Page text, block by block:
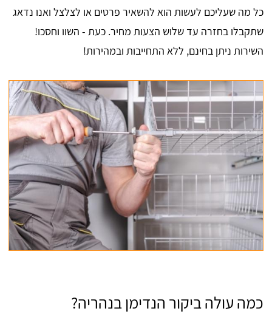
כל מה שעליכם לעשות הוא להשאיר פרטים או לצלצל ואנו נדאג
שתקבלו בחזרה עד שלוש הצעות מחיר. כעת - השוו וחסכו!
השירות ניתן בחינם, ללא התחייבות ובמהירות!
כמה עולה ביקור הנדימן בנהריה?